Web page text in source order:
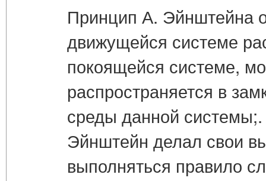
Принцип А. Эйнштейна
движущейся системе
покоящейся системе,
распространяется в
среды данной
Эйнштейн делал свои
выполняться правило